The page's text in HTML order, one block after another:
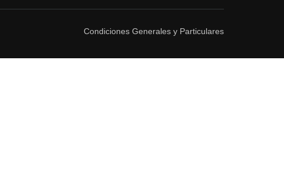
Condiciones Generales y Particulares